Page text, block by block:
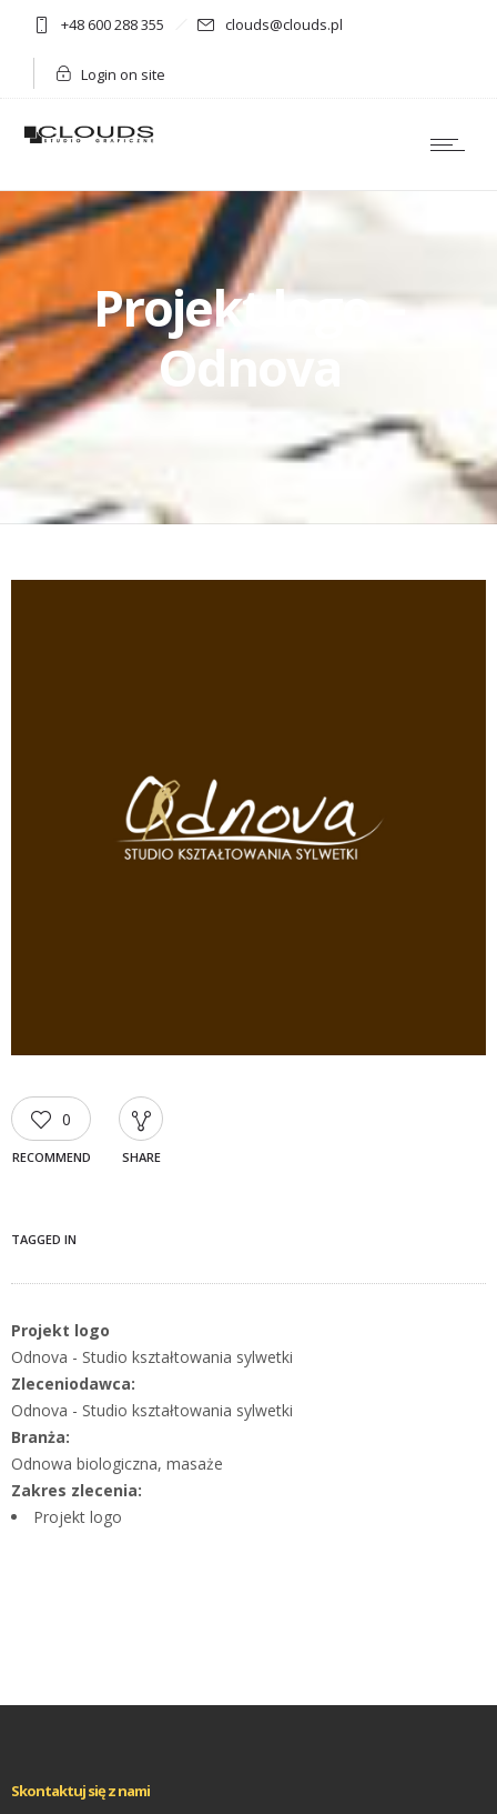
+48 600 288 355 clouds@clouds.pl
Login on site
Projekt logo –
Odnova
0
RECOMMEND SHARE
TAGGED IN
Projekt logo
Odnova - Studio kształtowania sylwetki
Zleceniodawca:
Odnova - Studio kształtowania sylwetki
Branża:
Odnowa biologiczna, masaże
Zakres zlecenia:
Projekt logo
Skontaktuj się z nami